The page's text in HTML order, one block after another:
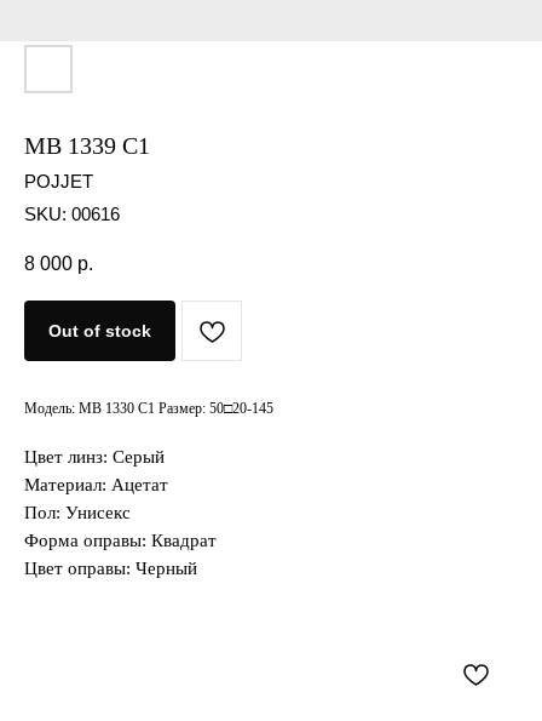
MB 1339 C1
POJJET
SKU: 00616
8 000 р.
Out of stock
Модель: MB 1330 C1 Размер: 50□20-145
Цвет линз: Серый
Материал: Ацетат
Пол: Унисекс
Форма оправы: Квадрат
Цвет оправы: Черный